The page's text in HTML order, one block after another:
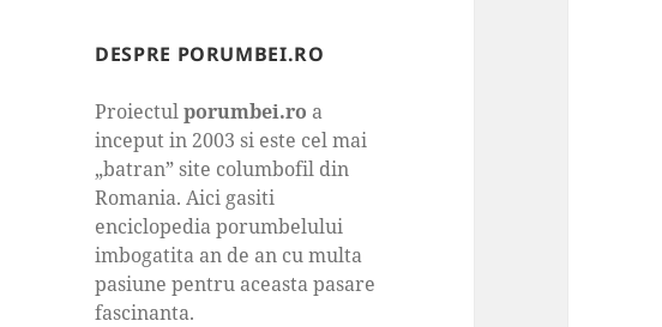
DESPRE PORUMBEI.RO
Proiectulporumbei.ro a
inceput in 2003 si este cel mai
„batran” site columbofil din
Romania. Aici gasiti
enciclopedia porumbelului
imbogatita an de an cu multa
pasiune pentru aceasta pasare
fascinanta.